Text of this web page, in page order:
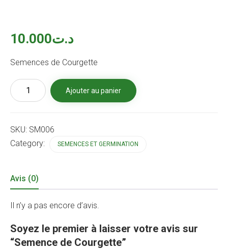
د.ت10.000
Semences de Courgette
quantité
de
Semence
Ajouter au panier
SKU: SM006
Category:
SEMENCES ET GERMINATION
Avis (0)
Il n’y a pas encore d’avis.
Soyez le premier à laisser votre avis sur
“Semence de Courgette”